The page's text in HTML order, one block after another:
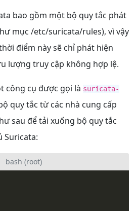
bao gồm một bộ quy tắc phát
mục /etc/suricata/rules), vì vậy
điểm này sẽ chỉ phát hiện
lượng truy cập không hợp lệ.
công cụ được gọi là suricata-
quy tắc từ các nhà cung cấp
sau để tải xuống bộ quy tắc
Suricata:
bash (root)